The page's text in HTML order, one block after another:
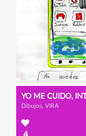
Dibujos, VIRA